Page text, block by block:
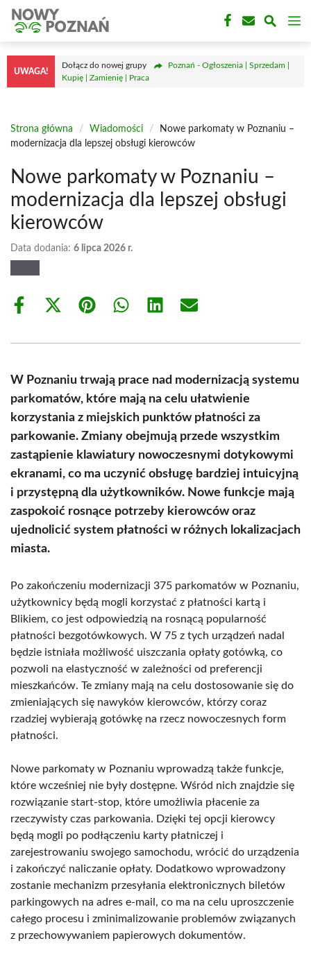
Przejdź
treści
UWAGA!
Dołącz do nowej grupy
Poznań - Ogłoszenia | Sprzedam |
Kupię | Zamienię | Praca
Strona główna / Wiadomości /
Nowe parkomaty w Poznaniu –
modernizacja dla lepszej obsługi kierowców
Nowe parkomaty w Poznaniu –
modernizacja dla lepszej obsługi
kierowców
Data dodania: 6 lipca 2026 r.
Share
Share
(Twitter)
Share Share Share Share
W Poznaniu trwają prace nad modernizacją systemu
parkomatów, które mają na celu ułatwienie
korzystania z miejskich punktów płatności za
parkowanie. Zmiany obejmują przede wszystkim
zastąpienie klawiatury nowoczesnymi dotykowymi
ekranami, co ma uczynić obsługę bardziej intuicyjną
i przystępną dla użytkowników. Nowe funkcje mają
zaspokoić rosnące potrzeby kierowców oraz
ujednolicić system płatności w różnych lokalizacjach
miasta.
Po zakończeniu modernizacji 375 parkomatów w Poznaniu,
użytkownicy będą mogli korzystać z płatności kartą i
Blikiem, co jest odpowiedzią na rosnącą popularność
płatności bezgotówkowych. W 75 z tych urządzeń nadal
będzie istniała możliwość uiszczania opłaty gotówką, co
pozwoli na elastyczność w zależności od preferencji
mieszkańców. Te zmiany mają na celu dostosowanie się do
zmieniających się nawyków kierowców, którzy coraz
rzadziej wybierają gotówkę na rzecz nowoczesnych form
płatności.
Nowe parkomaty w Poznaniu wprowadzą także funkcje,
które wcześniej nie były dostępne. Wśród nich znajdzie się
rozwiązanie start-stop, które umożliwia płacenie za
rzeczywisty czas parkowania. Dzięki tej opcji kierowcy
będą mogli po podłączeniu karty płatniczej i
zarejestrowaniu swojego samochodu, wrócić do urządzenia
i zakończyć naliczanie opłaty. Dodatkowo wprowadzony
zostanie mechanizm przesyłania elektronicznych biletów
parkingowych na adres e-mail, co ma na celu uproszczenie
całego procesu i zminimalizowanie problemów związanych
z przechowywaniem papierowych dokumentów.